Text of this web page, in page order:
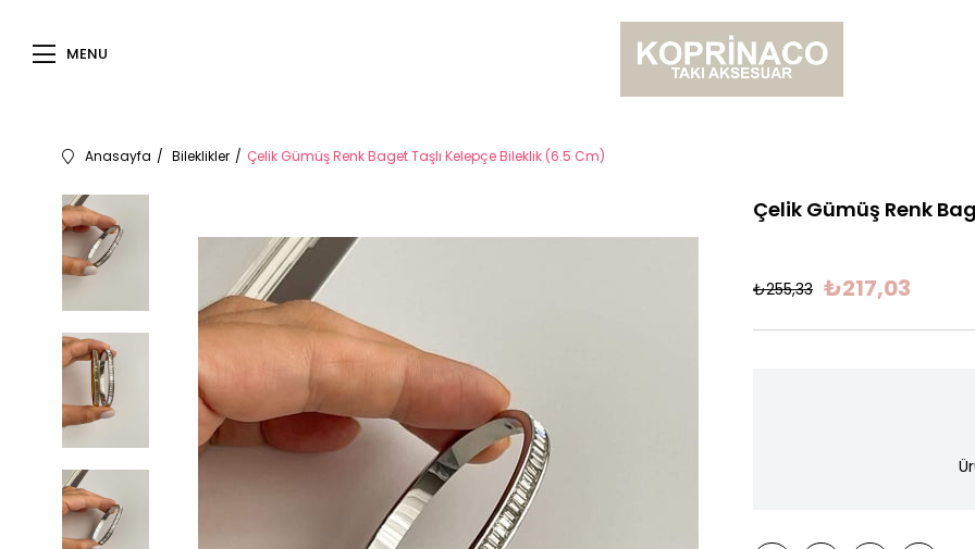
MENU
Anasayfa Bileklikler Çelik Gümüş Renk Baget Taşlı Kelepçe Bileklik (6.5 Cm)
Çelik Gümüş Renk
₺255,33 ₺217,03